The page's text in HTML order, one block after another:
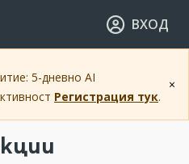
ВХОД
×
5-дневно AI
Регистрация тук.